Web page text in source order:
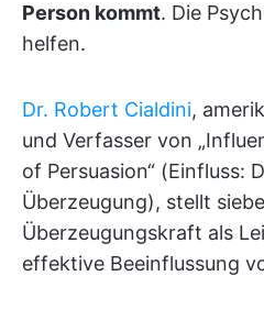
Person kommt. Die
helfen.
Dr. Robert Cialdini,
und Verfasser von
of Persuasion“ (Einfluss:
Überzeugung), stellt
Überzeugungskraft als
effektive Beeinflussung